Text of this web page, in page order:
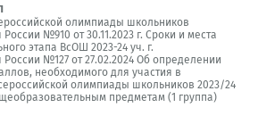
олимпиады школьников
№910 от 30.11.2023 г. Сроки и места
этапа ВсОШ 2023-24 уч. г.
№127 от 27.02.2024 Об определении
необходимого для участия в
олимпиады школьников 2023/24
предметам (1 группа)